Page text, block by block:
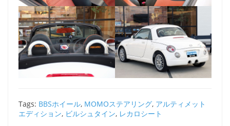
Tags: BBSホイール, MOMOステアリング, アルティメット
エディション, ビルシュタイン, レカロシート